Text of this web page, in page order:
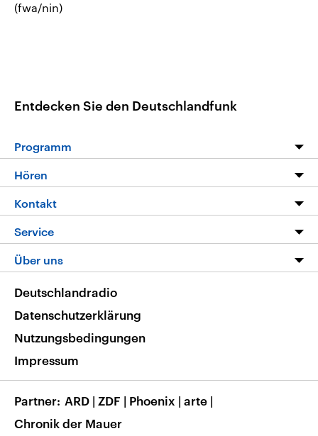
(fwa/nin)
Entdecken Sie den Deutschlandfunk
Programm
Programm
Die Nachrichten
Nachrichtenleicht
Neue Beiträge auf dlf.de
Hören
Livestream
Podcasts
Deutschlandfunk App
Nachrichten App
Frequenzen
Kontakt
Hörerservice
Service
FAQ
Veranstaltungen
Musikliste
RSS
Über uns
Barrierefreiheit
Deutschlandradio
Datenschutzerklärung
Nutzungsbedingungen
Impressum
Partner ARD | ZDF | Phoenix | arte |
Chronik der Mauer